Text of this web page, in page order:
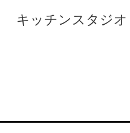
キッチンスタジオ